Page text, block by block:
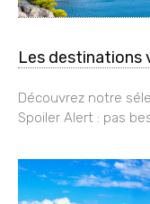
Les destinations
Découvrez notre
Spoiler Alert : pas